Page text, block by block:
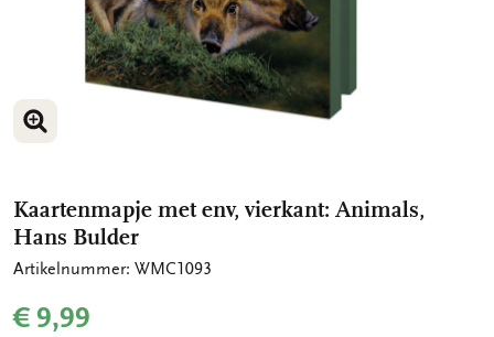
VERGROOT AFBEELDING
VERGROOT AFBEELDING
Kaartenmapje met env, vierkant: Animals,
Hans Bulder
Artikelnummer: WMC1093
€ 9,99